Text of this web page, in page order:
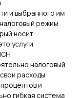
и выбранного им
режим
носит
услуги
налоговый
расходы.
и
гибкая система